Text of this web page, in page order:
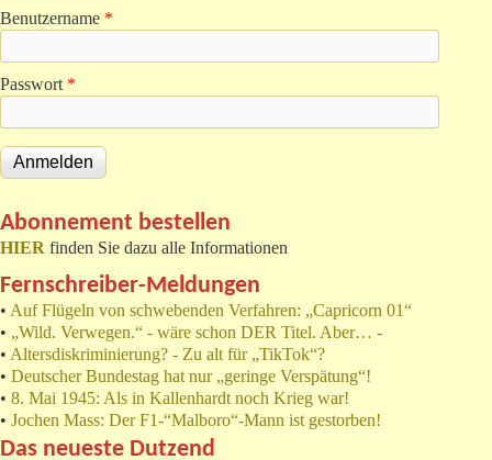
Benutzername *
Passwort *
Abonnement bestellen
HIER finden Sie dazu alle Informationen
Fernschreiber-Meldungen
• Auf Flügeln von schwebenden Verfahren: „Capricorn 01“
• „Wild. Verwegen.“ - wäre schon DER Titel. Aber… -
• Altersdiskriminierung? - Zu alt für „TikTok“?
• Deutscher Bundestag hat nur „geringe Verspätung“!
• 8. Mai 1945: Als in Kallenhardt noch Krieg war!
• Jochen Mass: Der F1-“Malboro“-Mann ist gestorben!
Das neueste Dutzend